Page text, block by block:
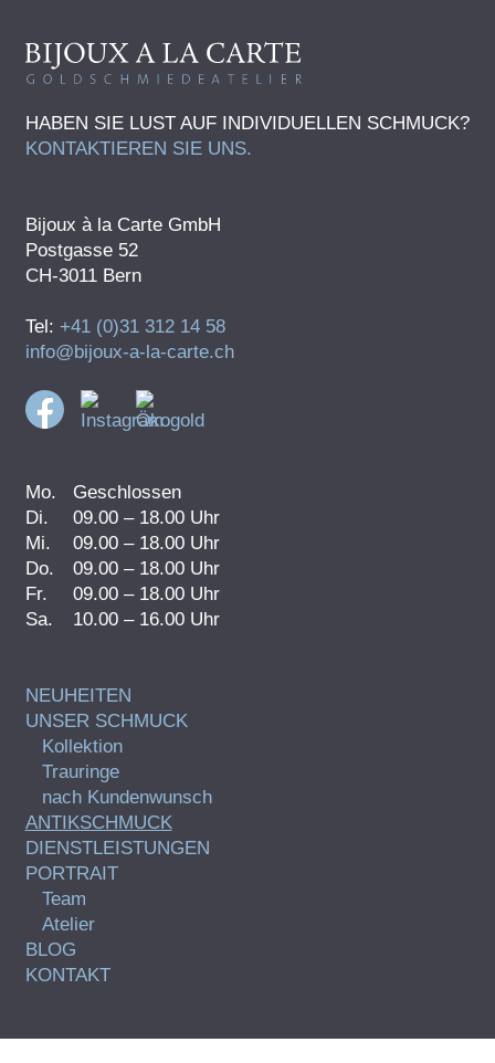
HABEN SIE LUST AUF INDIVIDUELLEN SCHMUCK?
KONTAKTIEREN SIE UNS.
Bijoux à la Carte GmbH
Postgasse 52
CH-3011 Bern
Tel: +41 (0)31 312 14 58
info@bijoux-a-la-carte.ch
Mo.
Geschlossen
Di.
09.00 – 18.00 Uhr
Mi.
09.00 – 18.00 Uhr
Do.
09.00 – 18.00 Uhr
Fr.
09.00 – 18.00 Uhr
Sa.
10.00 – 16.00 Uhr
NEUHEITEN
UNSER SCHMUCK
Kollektion
Trauringe
nach Kundenwunsch
ANTIKSCHMUCK
DIENSTLEISTUNGEN
PORTRAIT
Team
Atelier
BLOG
KONTAKT